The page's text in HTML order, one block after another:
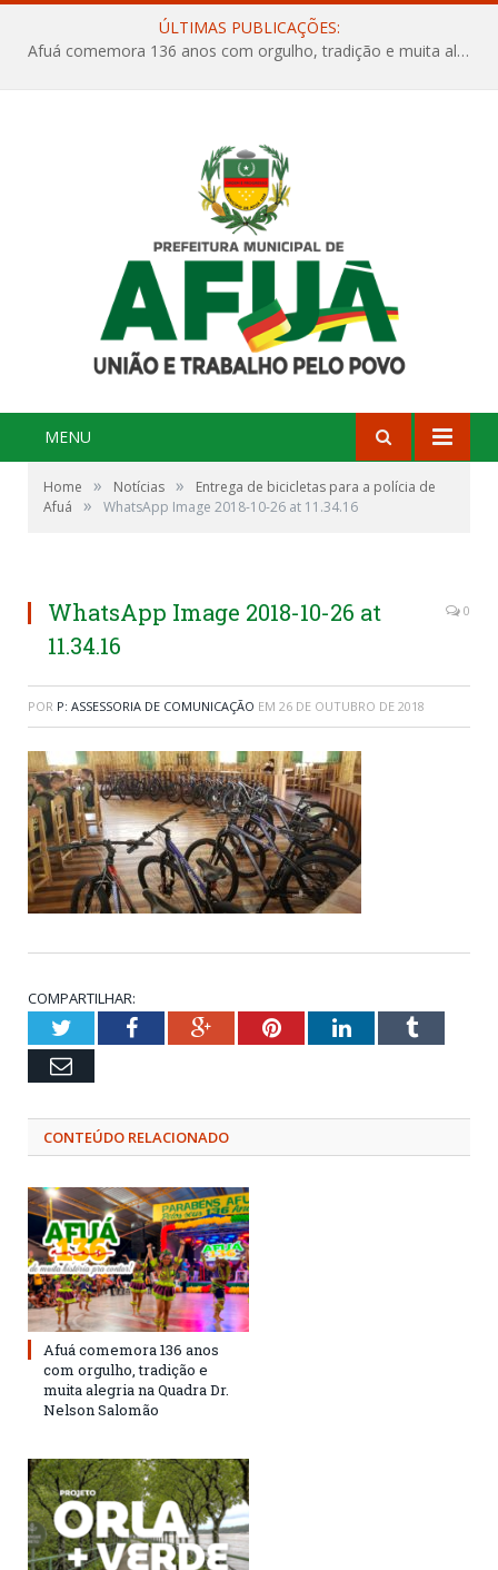
ÚLTIMAS PUBLICAÇÕES:
Afuá comemora 136 anos com orgulho, tradição e muita alegria na Quadra Dr. Nelson Salomão
MENU
Home » Notícias »
Entrega de bicicletas para a polícia de
Afuá
» WhatsApp Image 2018-10-26 at 11.34.16
WhatsApp Image 2018-10-26 at
11.34.16
0
POR P: ASSESSORIA DE COMUNICAÇÃO EM 26 DE OUTUBRO DE 2018
COMPARTILHAR:
TwitterFacebookGoogle+PinterestLinkedInTumblr
Email
CONTEÚDO RELACIONADO
Afuá comemora 136 anos
com orgulho, tradição e
muita alegria na Quadra Dr.
Nelson Salomão